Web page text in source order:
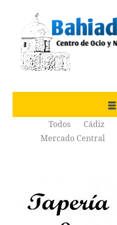
Todos Cádiz
Mercado Central